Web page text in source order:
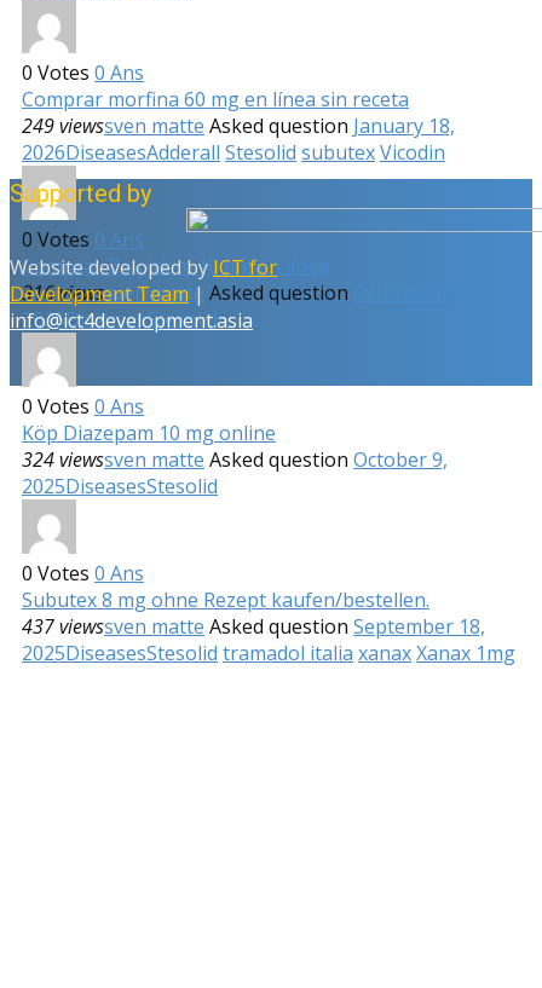
0 Votes 0 Ans
Comprar morfina 60 mg en línea sin receta
249 viewssven matte Asked question January 18,
2026DiseasesAdderall Stesolid subutexVicodin
0 Votes 0 Ans
Comprar Zolpidem 10 mg en línea
316 viewssven matte Asked question
2025DiseasesStesolid
0 Votes 0 Ans
Köp Diazepam 10 mg online
324 viewssven matte Asked question October 9,
2025DiseasesStesolid
0 Votes 0 Ans
Subutex 8 mg ohne Rezept kaufen/bestellen.
437 viewssven matte Asked question September 18,
2025DiseasesStesolid tramadol italia xanaxXanax 1mg
Supported by
Website developed byICT for
Development Team |
info@ict4development.asia